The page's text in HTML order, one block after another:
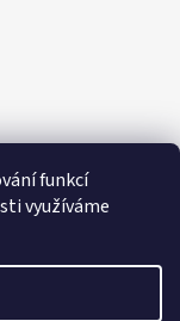
funkcí
využíváme